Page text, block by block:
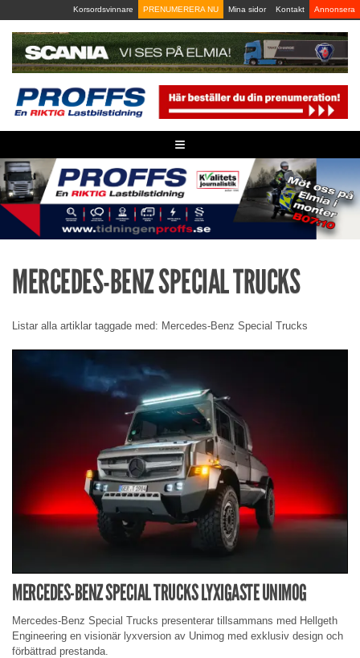
to
content
Korsordsvinnare PRENUMERERA NU Mina sidor Kontakt Annonsera
≡
MERCEDES-BENZ SPECIAL TRUCKS
Listar alla artiklar taggade med: Mercedes-Benz Special Trucks
MERCEDES-BENZ SPECIAL TRUCKS LYXIGASTE UNIMOG
Mercedes-Benz Special Trucks presenterar tillsammans med Hellgeth
Engineering en visionär lyxversion av Unimog med exklusiv design och
förbättrad prestanda.